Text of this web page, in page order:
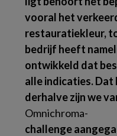
vooral het
restauratiekleur,
bedrijf heeft
ontwikkeld dat
alle indicaties. Dat
derhalve zijn we
Omnichroma-
challenge